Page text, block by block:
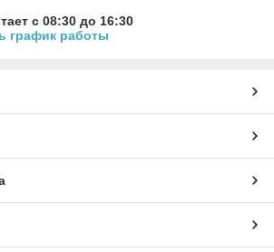
с 08:30 до 16:30
график работы